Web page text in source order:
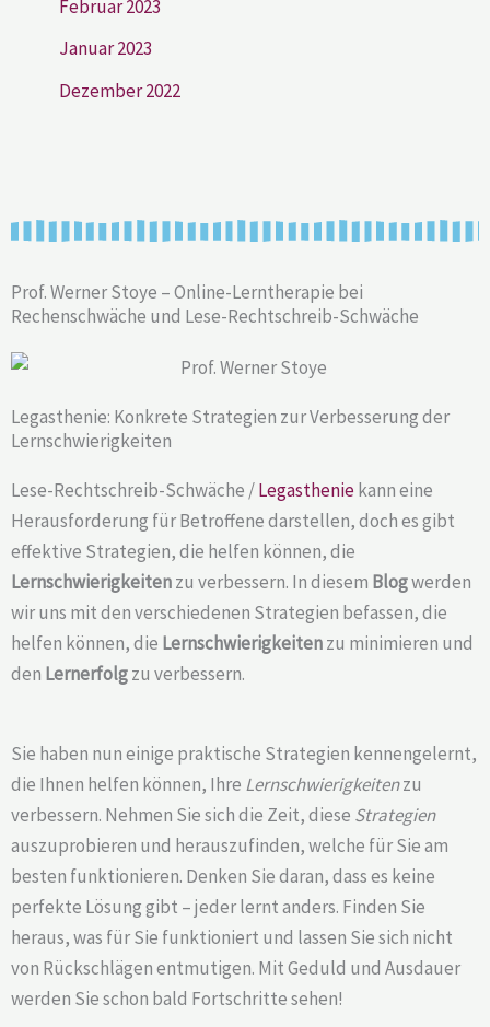
Februar 2023
Januar 2023
Dezember 2022
Prof. Werner Stoye – Online-Lerntherapie bei
Rechenschwäche und Lese-Rechtschreib-Schwäche
Legasthenie: Konkrete Strategien zur Verbesserung der
Lernschwierigkeiten
Lese-Rechtschreib-Schwäche /Legastheniekann eine
Herausforderung für Betroffene darstellen, doch es gibt
effektive Strategien, die helfen können, die
Lernschwierigkeitenzu verbessern. In diesem Blogwerden
wir uns mit den verschiedenen Strategien befassen, die
helfen können, die Lernschwierigkeitenzu minimieren und
den Lernerfolgzu verbessern.
Sie haben nun einige praktische Strategien kennengelernt,
die Ihnen helfen können, Ihre Lernschwierigkeitenzu
verbessern. Nehmen Sie sich die Zeit, diese Strategien
auszuprobieren und herauszufinden, welche für Sie am
besten funktionieren. Denken Sie daran, dass es keine
perfekte Lösung gibt – jeder lernt anders. Finden Sie
heraus, was für Sie funktioniert und lassen Sie sich nicht
von Rückschlägen entmutigen. Mit Geduld und Ausdauer
werden Sie schon bald Fortschritte sehen!